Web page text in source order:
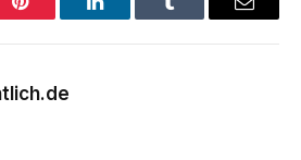
Pinterest LinkedInTumblr Email